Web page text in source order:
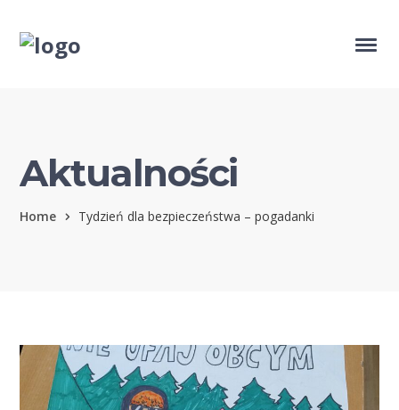
Aktualności
Home Tydzień dla bezpieczeństwa – pogadanki